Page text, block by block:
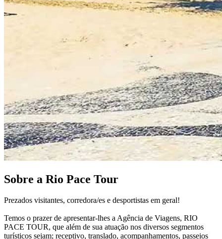
Sobre a Rio Pace Tour
Prezados visitantes, corredora/es e desportistas em geral!
Temos o prazer de apresentar-lhes a Agência de Viagens, RIO
PACE TOUR, que além de sua atuação nos diversos segmentos
turísticos sejam; receptivo, translado, acompanhamentos, passeios